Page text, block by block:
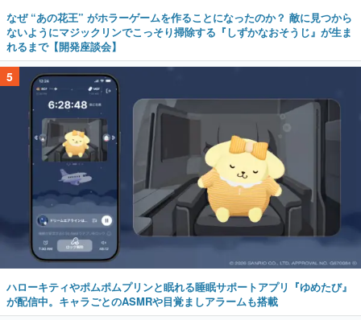
なぜ “あの花王” がホラーゲームを作ることになったのか？ 敵に見つから
ないようにマジックリンでこっそり掃除する『しずかなおそうじ』が生ま
れるまで【開発座談会】
5
ハローキティやポムポムプリンと眠れる睡眠サポートアプリ『ゆめたび』
が配信中。キャラごとのASMRや目覚ましアラームも搭載